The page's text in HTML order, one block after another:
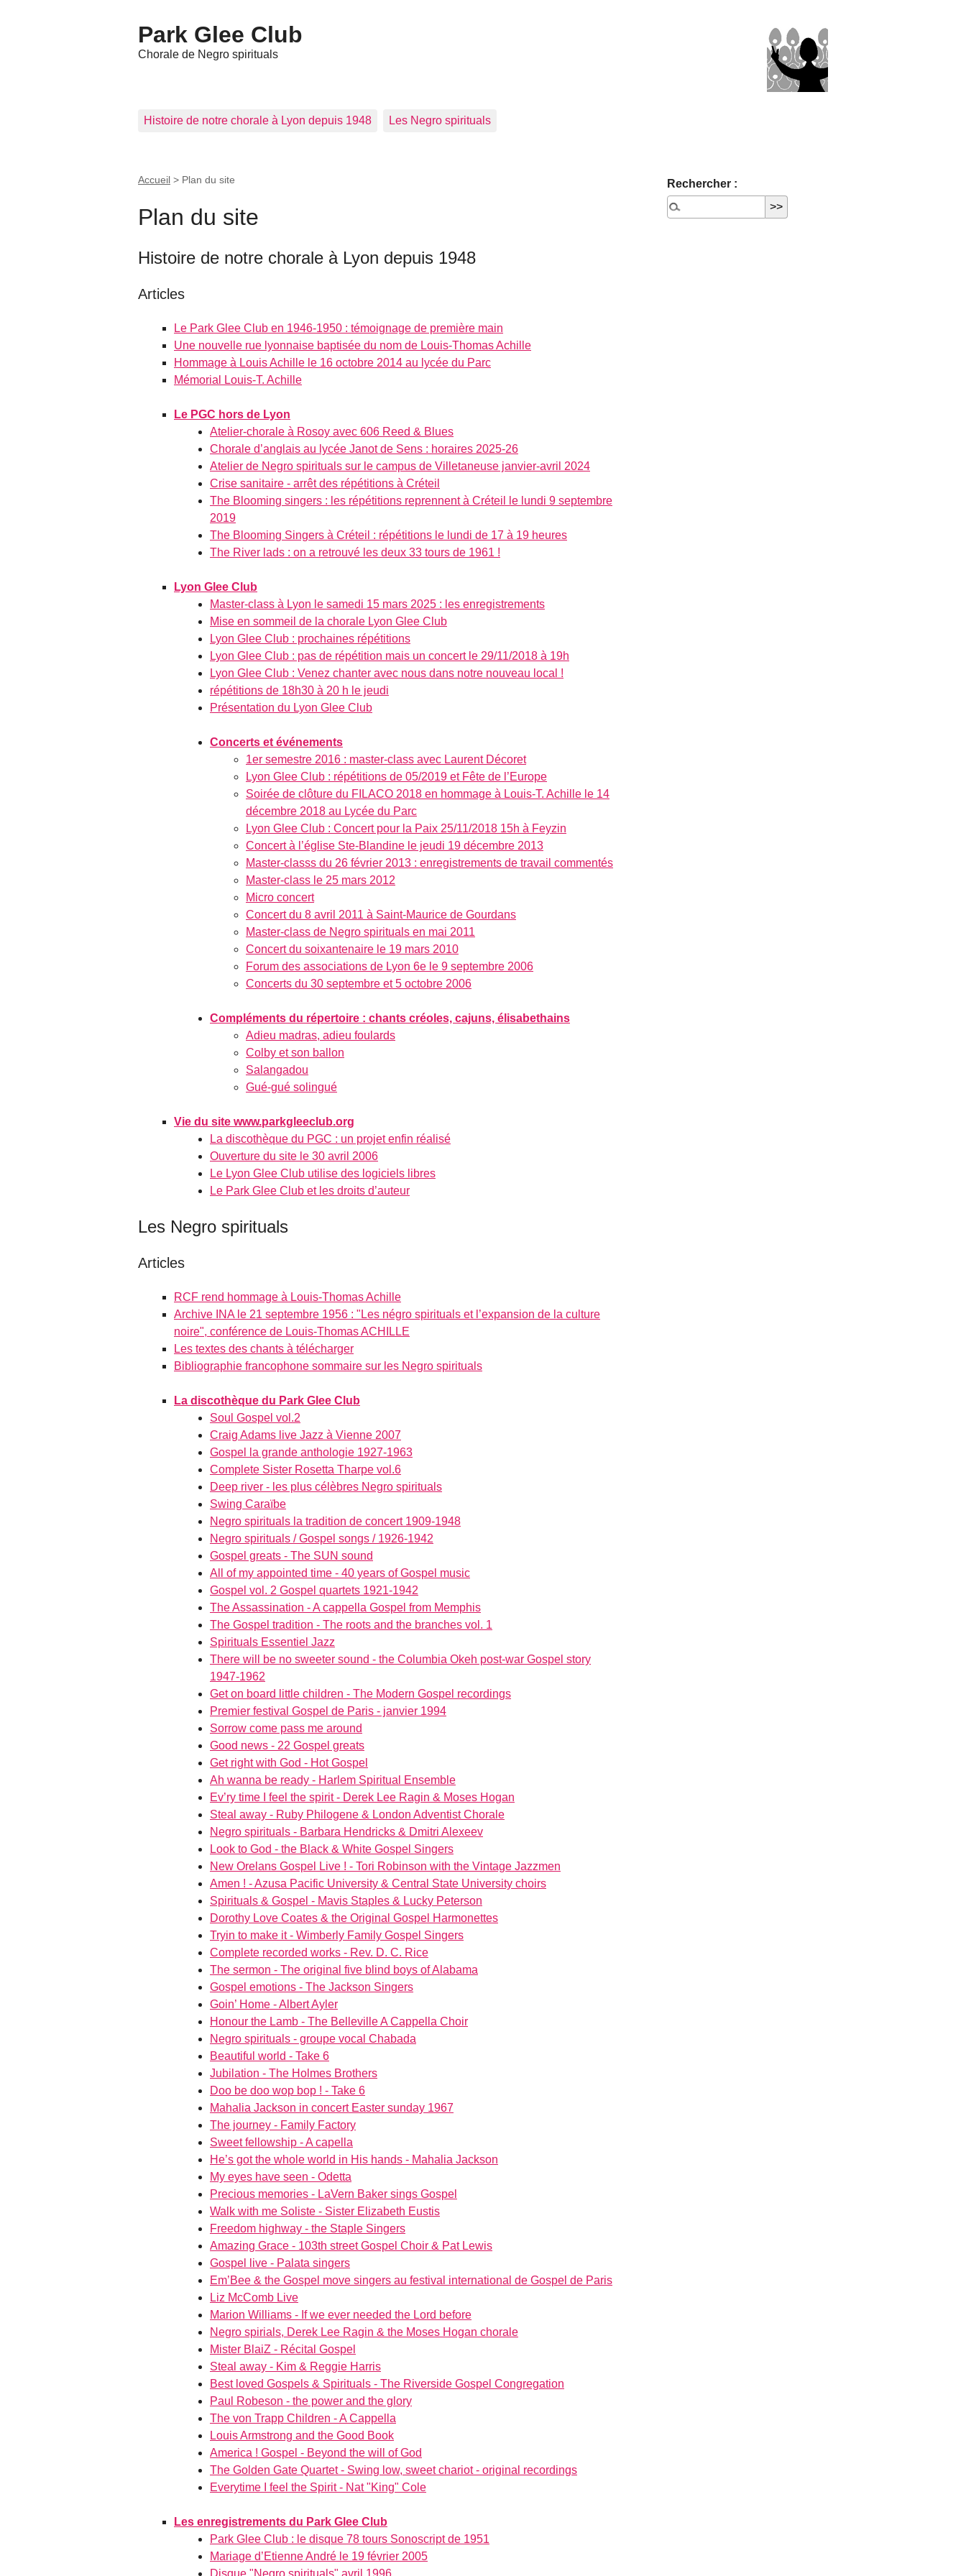
Park Glee Club
Chorale de Negro spirituals
Histoire de notre chorale à Lyon depuis 1948 Les Negro spirituals
Accueil > Plan du site
Plan du site
Histoire de notre chorale à Lyon depuis 1948
Articles
Le Park Glee Club en 1946-1950 : témoignage de première main
Une nouvelle rue lyonnaise baptisée du nom de Louis-Thomas Achille
Hommage à Louis Achille le 16 octobre 2014 au lycée du Parc
Mémorial Louis-T. Achille
Le PGC hors de Lyon
Atelier-chorale à Rosoy avec 606 Reed & Blues
Chorale d’anglais au lycée Janot de Sens : horaires 2025-26
Atelier de Negro spirituals sur le campus de Villetaneuse janvier-avril 2024
Crise sanitaire - arrêt des répétitions à Créteil
The Blooming singers : les répétitions reprennent à Créteil le lundi 9 septembre
2019
The Blooming Singers à Créteil : répétitions le lundi de 17 à 19 heures
The River lads : on a retrouvé les deux 33 tours de 1961 !
Lyon Glee Club
Master-class à Lyon le samedi 15 mars 2025 : les enregistrements
Mise en sommeil de la chorale Lyon Glee Club
Lyon Glee Club : prochaines répétitions
Lyon Glee Club : pas de répétition mais un concert le 29/11/2018 à 19h
Lyon Glee Club : Venez chanter avec nous dans notre nouveau local !
répétitions de 18h30 à 20 h le jeudi
Présentation du Lyon Glee Club
Concerts et événements
1er semestre 2016 : master-class avec Laurent Décoret
Lyon Glee Club : répétitions de 05/2019 et Fête de l’Europe
Soirée de clôture du FILACO 2018 en hommage à Louis-T. Achille le 14
décembre 2018 au Lycée du Parc
Lyon Glee Club : Concert pour la Paix 25/11/2018 15h à Feyzin
Concert à l’église Ste-Blandine le jeudi 19 décembre 2013
Master-classs du 26 février 2013 : enregistrements de travail commentés
Master-class le 25 mars 2012
Micro concert
Concert du 8 avril 2011 à Saint-Maurice de Gourdans
Master-class de Negro spirituals en mai 2011
Concert du soixantenaire le 19 mars 2010
Forum des associations de Lyon 6e le 9 septembre 2006
Concerts du 30 septembre et 5 octobre 2006
Compléments du répertoire : chants créoles, cajuns, élisabethains
Adieu madras, adieu foulards
Colby et son ballon
Salangadou
Gué-gué solingué
Vie du site www.parkgleeclub.org
La discothèque du PGC : un projet enfin réalisé
Ouverture du site le 30 avril 2006
Le Lyon Glee Club utilise des logiciels libres
Le Park Glee Club et les droits d’auteur
Les Negro spirituals
Articles
RCF rend hommage à Louis-Thomas Achille
Archive INA le 21 septembre 1956 : "Les négro spirituals et l’expansion de la culture
noire", conférence de Louis-Thomas ACHILLE
Les textes des chants à télécharger
Bibliographie francophone sommaire sur les Negro spirituals
La discothèque du Park Glee Club
Soul Gospel vol.2
Craig Adams live Jazz à Vienne 2007
Gospel la grande anthologie 1927-1963
Complete Sister Rosetta Tharpe vol.6
Deep river - les plus célèbres Negro spirituals
Swing Caraïbe
Negro spirituals la tradition de concert 1909-1948
Negro spirituals / Gospel songs / 1926-1942
Gospel greats - The SUN sound
All of my appointed time - 40 years of Gospel music
Gospel vol. 2 Gospel quartets 1921-1942
The Assassination - A cappella Gospel from Memphis
The Gospel tradition - The roots and the branches vol. 1
Spirituals Essentiel Jazz
There will be no sweeter sound - the Columbia Okeh post-war Gospel story
1947-1962
Get on board little children - The Modern Gospel recordings
Premier festival Gospel de Paris - janvier 1994
Sorrow come pass me around
Good news - 22 Gospel greats
Get right with God - Hot Gospel
Ah wanna be ready - Harlem Spiritual Ensemble
Ev’ry time I feel the spirit - Derek Lee Ragin & Moses Hogan
Steal away - Ruby Philogene & London Adventist Chorale
Negro spirituals - Barbara Hendricks & Dmitri Alexeev
Look to God - the Black & White Gospel Singers
New Orelans Gospel Live ! - Tori Robinson with the Vintage Jazzmen
Amen ! - Azusa Pacific University & Central State University choirs
Spirituals & Gospel - Mavis Staples & Lucky Peterson
Dorothy Love Coates & the Original Gospel Harmonettes
Tryin to make it - Wimberly Family Gospel Singers
Complete recorded works - Rev. D. C. Rice
The sermon - The original five blind boys of Alabama
Gospel emotions - The Jackson Singers
Goin’ Home - Albert Ayler
Honour the Lamb - The Belleville A Cappella Choir
Negro spirituals - groupe vocal Chabada
Beautiful world - Take 6
Jubilation - The Holmes Brothers
Doo be doo wop bop ! - Take 6
Mahalia Jackson in concert Easter sunday 1967
The journey - Family Factory
Sweet fellowship - A capella
He’s got the whole world in His hands - Mahalia Jackson
My eyes have seen - Odetta
Precious memories - LaVern Baker sings Gospel
Walk with me Soliste - Sister Elizabeth Eustis
Freedom highway - the Staple Singers
Amazing Grace - 103th street Gospel Choir & Pat Lewis
Gospel live - Palata singers
Em’Bee & the Gospel move singers au festival international de Gospel de Paris
Liz McComb Live
Marion Williams - If we ever needed the Lord before
Negro spirials, Derek Lee Ragin & the Moses Hogan chorale
Mister BlaiZ - Récital Gospel
Steal away - Kim & Reggie Harris
Best loved Gospels & Spirituals - The Riverside Gospel Congregation
Paul Robeson - the power and the glory
The von Trapp Children - A Cappella
Louis Armstrong and the Good Book
America ! Gospel - Beyond the will of God
The Golden Gate Quartet - Swing low, sweet chariot - original recordings
Everytime I feel the Spirit - Nat "King" Cole
Les enregistrements du Park Glee Club
Park Glee Club : le disque 78 tours Sonoscript de 1951
Mariage d’Etienne André le 19 février 2005
Disque "Negro spirituals" avril 1996
Rechercher :